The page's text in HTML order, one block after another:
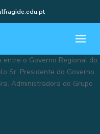
o Governo Regional do
Sr. Presidente do Governo
Administradora do Grupo